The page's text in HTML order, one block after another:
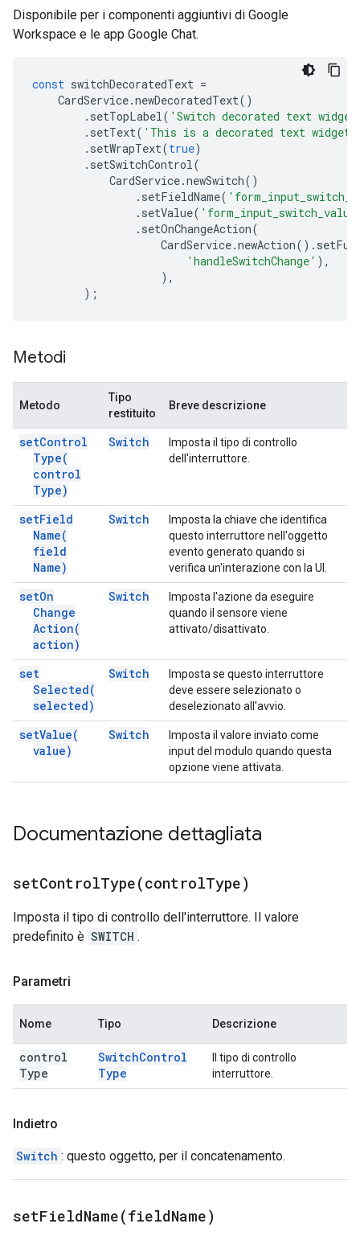
Disponibile per i componenti aggiuntivi di Google
Workspace e le app Google Chat.
const switchDecoratedText =
CardService.newDecoratedText()
. setTopLabel( 'Switch decorated text
. setText( 'This is a decorated text
. setWrapText(true)
. setSwitchControl(
CardService.newSwitch()
. setFieldName(
. setValue(
. setOnChangeAction(
CardService.newAction().
'handleSwitchChange' ),
),
);
Metodi
Metodo
Tipo
restituito
Breve descrizione
setControl
Type(
control
Type)
Switch
Imposta il tipo di controllo
dell'interruttore.
setField
Name(
field
Name)
Switch
Imposta la chiave che identifica
questo interruttore nell'oggetto
evento generato quando si
verifica un'interazione con la UI.
setOn
Change
Action(
action)
Switch
Imposta l'azione da eseguire
quando il sensore viene
attivato/disattivato.
set
Selected(
selected)
Switch
Imposta se questo interruttore
deve essere selezionato o
deselezionato all'avvio.
setValue(
value)
Switch
Imposta il valore inviato come
input del modulo quando questa
opzione viene attivata.
Documentazione dettagliata
setControlType(controlType)
Imposta il tipo di controllo dell'interruttore. Il valore
predefinito è SWITCH .
Parametri
Nome Tipo Descrizione
control
Type
SwitchControl
Type
Il tipo di controllo
interruttore.
Indietro
Switch : questo oggetto, per il concatenamento.
setFieldName(fieldName)